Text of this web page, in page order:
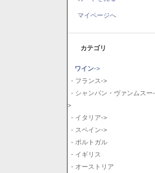
マイページへ
カテゴリ
ワイン->
- フランス->
- シャンパン・ヴァンムスー-
>
- イタリア->
- スペイン->
- ポルトガル
- イギリス
- オーストリア